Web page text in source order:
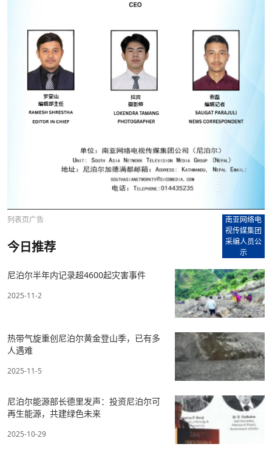
列表页广告
南亚网络电
视传媒集团
采编人员公
示
今日推荐
尼泊尔半年内记录超4600起灾害事件
2025-11-2
热带气旋重创尼泊尔黄金登山季，已有多
人遇难
2025-11-5
尼泊尔能源部长德里发声：投资尼泊尔可
再生能源，共建绿色未来
2025-10-29